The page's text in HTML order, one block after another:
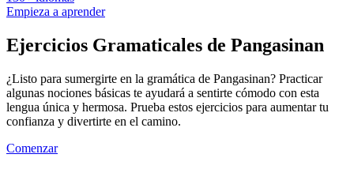
Empieza a aprender
Ejercicios Gramaticales de Pangasinan
¿Listo para sumergirte en la gramática de Pangasinan? Practicar
algunas nociones básicas te ayudará a sentirte cómodo con esta
lengua única y hermosa. Prueba estos ejercicios para aumentar tu
confianza y divertirte en el camino.
Comenzar